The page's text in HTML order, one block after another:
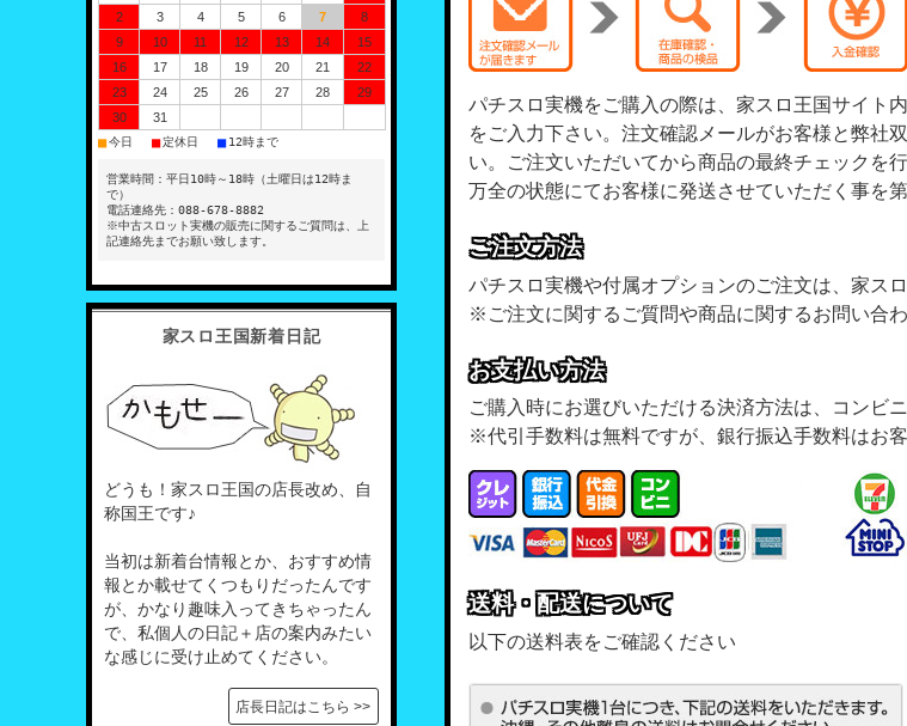
パチスロ実機をご購入の際は、家スロ王国サイト
をご入力下さい。注文確認メールがお客様と弊社
い。ご注文いただいてから商品の最終チェックを
万全の状態にてお客様に発送させていただく事を
ご注文方法
パチスロ実機や付属オプションのご注文は、家ス
※ご注文に関するご質問や商品に関するお問い合
お支払い方法
ご購入時にお選びいただける決済方法は、コンビ
※代引手数料は無料ですが、銀行振込手数料はお
送料・配送について
以下の送料表をご確認ください
2
3 4 5 6 7
8
9
10 11 12 13 14
15
16
17 18 19 20 21
22
23
24 25 26 27 28
29
30
31
■今日 ■定休日 ■ 12時まで
営業時間：平日10時～18時（土曜日は12時ま
で）
電話連絡先：088-678-8882
※中古スロット実機の販売に関するご質問は、上
記連絡先までお願い致します。
家スロ王国新着日記
どうも！家スロ王国の店長改め、自
称国王です♪
当初は新着台情報とか、おすすめ情
報とか載せてくつもりだったんです
が、かなり趣味入ってきちゃったん
で、私個人の日記＋店の案内みたい
な感じに受け止めてください。
店長日記はこちら >>